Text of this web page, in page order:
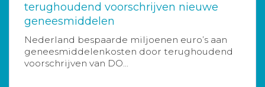
terughoudend voorschrijven nieuwe
geneesmiddelen
Nederland bespaarde miljoenen euro’s aan
geneesmiddelenkosten door terughoudend
voorschrijven van DO...